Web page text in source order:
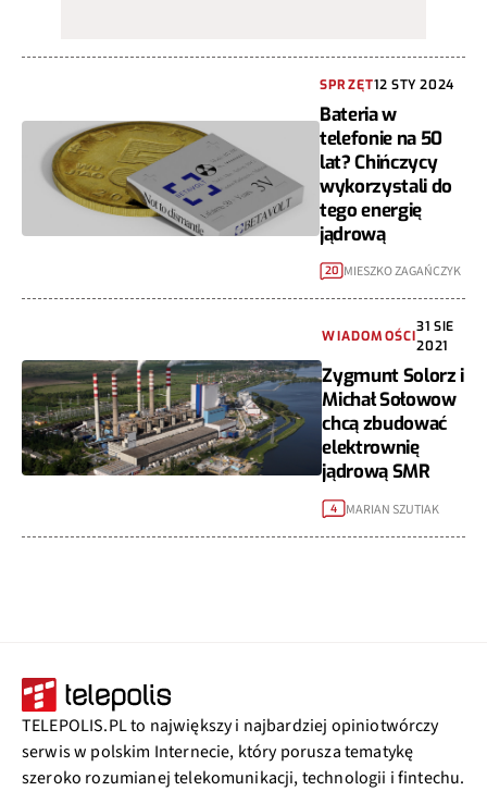
SPRZĘT12 STY 2024
Bateria w
telefonie na 50
lat? Chińczycy
wykorzystali do
tego energię
jądrową
20 MIESZKO ZAGAŃCZYK
WIADOMOŚCI
31 SIE
2021
Zygmunt Solorz i
Michał Sołowow
chcą zbudować
elektrownię
jądrową SMR
4 MARIAN SZUTIAK
TELEPOLIS.PL to największy i najbardziej opiniotwórczy
serwis w polskim Internecie, który porusza tematykę
szeroko rozumianej telekomunikacji, technologii i fintechu.